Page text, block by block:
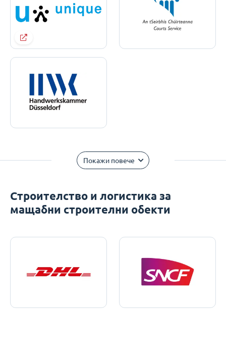
Покажи повече
Строителство и логистика за
мащабни строителни обекти